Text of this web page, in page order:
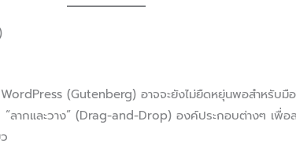
(Gutenberg) อาจจะยังไม่ยืดหยุ่นพอสำหรับมื
ากและวาง” (Drag-and-Drop) องค์ประกอบต่างๆ เพื่อส